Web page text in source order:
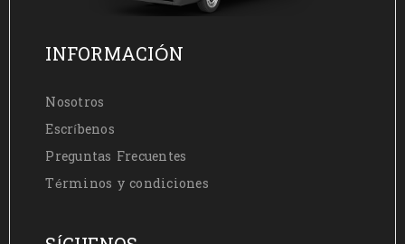
INFORMACIÓN
Nosotros
Escríbenos
Preguntas Frecuentes
Términos y condiciones